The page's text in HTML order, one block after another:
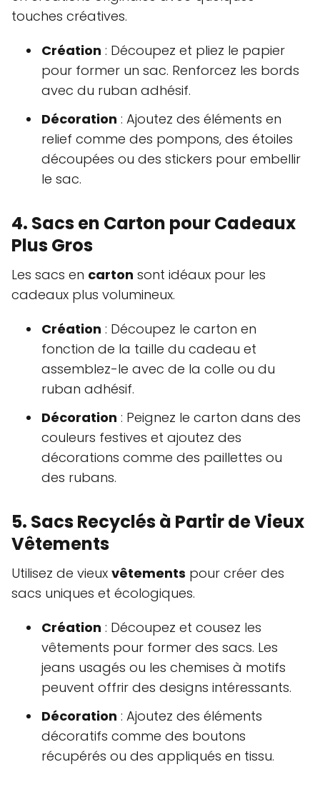
touches créatives.
Création : Découpez et pliez le papier
pour former un sac. Renforcez les bords
avec du ruban adhésif.
Décoration : Ajoutez des éléments en
relief comme des pompons, des étoiles
découpées ou des stickers pour embellir
le sac.
4. Sacs en Carton pour Cadeaux
Plus Gros
Les sacs en carton sont idéaux pour les
cadeaux plus volumineux.
Création : Découpez le carton en
fonction de la taille du cadeau et
assemblez-le avec de la colle ou du
ruban adhésif.
Décoration : Peignez le carton dans des
couleurs festives et ajoutez des
décorations comme des paillettes ou
des rubans.
5. Sacs Recyclés à Partir de Vieux
Vêtements
Utilisez de vieux vêtements pour créer des
sacs uniques et écologiques.
Création : Découpez et cousez les
vêtements pour former des sacs. Les
jeans usagés ou les chemises à motifs
peuvent offrir des designs intéressants.
Décoration : Ajoutez des éléments
décoratifs comme des boutons
récupérés ou des appliqués en tissu.